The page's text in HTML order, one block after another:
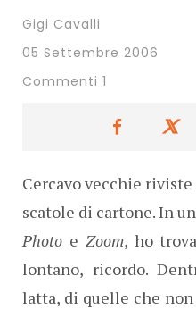
Gigi Cavalli
05 Settembre 2006
Commenti 1
Cercavo vecchie
scatole di cartone. In
Photo e Zoom, ho
lontano, ricordo.
latta, di quelle che